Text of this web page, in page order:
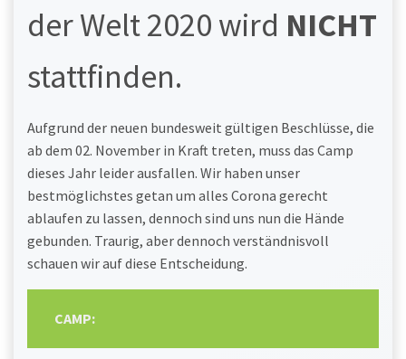
der Welt 2020 wird NICHT
stattfinden.
Aufgrund der neuen bundesweit gültigen Beschlüsse, die
ab dem 02. November in Kraft treten, muss das Camp
dieses Jahr leider ausfallen. Wir haben unser
bestmöglichstes getan um alles Corona gerecht
ablaufen zu lassen, dennoch sind uns nun die Hände
gebunden. Traurig, aber dennoch verständnisvoll
schauen wir auf diese Entscheidung.
CAMP: